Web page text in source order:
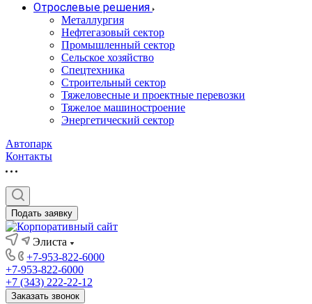
Отрослевые решения
Металлургия
Нефтегазовый сектор
Промышленный сектор
Сельское хозяйство
Спецтехника
Строительный сектор
Тяжеловесные и проектные перевозки
Тяжелое машиностроение
Энергетический сектор
Автопарк
Контакты
Подать заявку
Элиста
+7-953-822-6000
+7-953-822-6000
+7 (343) 222-22-12
Заказать звонок